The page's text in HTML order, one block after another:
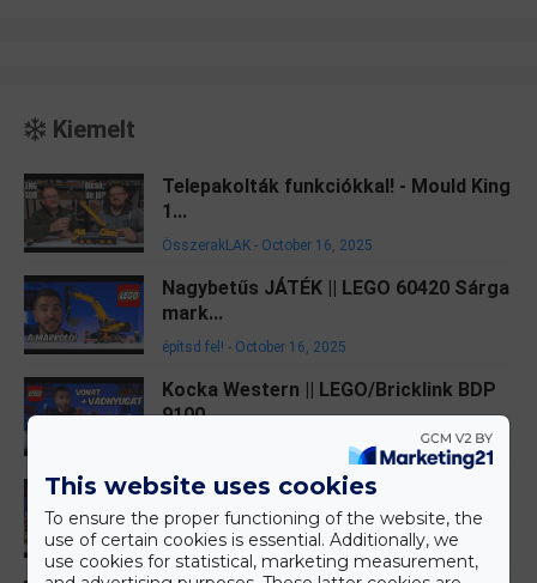
Kiemelt
Telepakolták funkciókkal! - Mould King
1...
ÖsszerakLAK - October 16, 2025
Nagybetűs JÁTÉK || LEGO 60420 Sárga
mark...
építsd fel! - October 16, 2025
Kocka Western || LEGO/Bricklink BDP
9100...
Egy Gyűrű Mind Felett || LEGO 10354 A
Gy...
építsd fel!-September 08, 2025
This website uses cookies
To ensure the proper functioning of the website, the
use of certain cookies is essential. Additionally, we
use cookies for statistical, marketing measurement,